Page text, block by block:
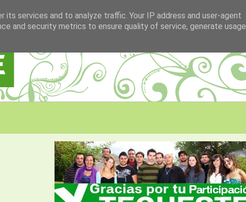
services and to analyze traffic. Your IP address and user-agent
and security metrics to ensure quality of service, generate usage